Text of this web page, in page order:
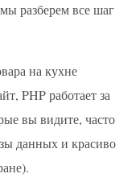
разберем все шаг
на кухне
PHP работает за
вы видите, часто
данных и красиво